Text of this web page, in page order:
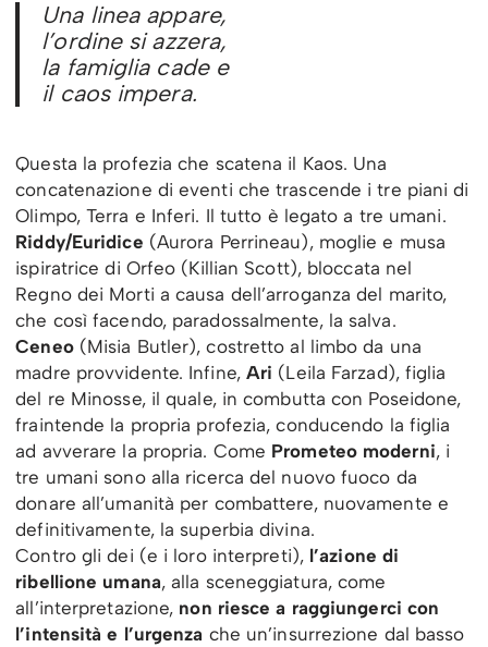
Una linea appare,
l’ordine si azzera,
la famiglia cade e
il caos impera.
Questa la profezia che scatena il Kaos. Una
concatenazione di eventi che trascende i tre piani di
Olimpo, Terra e Inferi. Il tutto è legato a tre umani.
Riddy/Euridice (Aurora Perrineau), moglie e musa
ispiratrice di Orfeo (Killian Scott), bloccata nel
Regno dei Morti a causa dell’arroganza del marito,
che così facendo, paradossalmente, la salva.
Ceneo(Misia Butler), costretto al limbo da una
madre provvidente. Infine, Ari (Leila Farzad), figlia
del re Minosse, il quale, in combutta con Poseidone,
fraintende la propria profezia, conducendo la figlia
ad avverare la propria. Come Prometeo moderni, i
tre umani sono alla ricerca del nuovo fuoco da
donare all’umanità per combattere, nuovamente e
definitivamente, la superbia divina.
Contro gli dei (e i loro interpreti), l’azione di
ribellione umana, alla sceneggiatura, come
all’interpretazione, non riesce a raggiungerci con
l’intensità e l’urgenza che un’insurrezione dal basso